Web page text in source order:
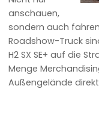
anschauen,
sondern auch
Roadshow-Truck
H2 SX SE+ auf die
Menge
Außengelände